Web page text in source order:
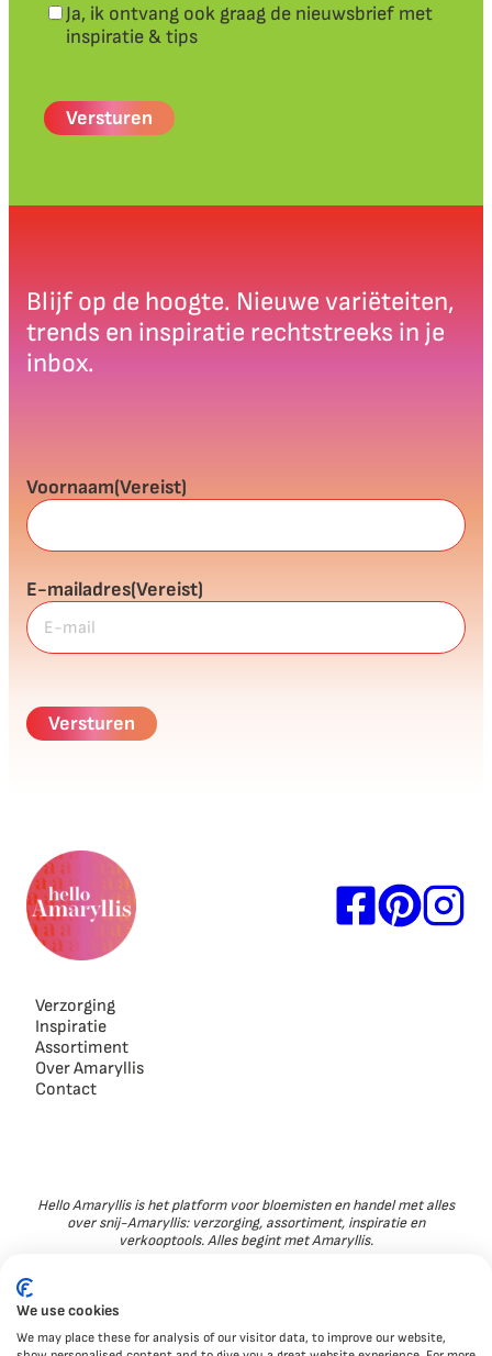
Nieuwsbrief
Ja, ik ontvang ook graag de nieuwsbrief met
inspiratie & tips
Blijf op de hoogte. Nieuwe variëteiten,
trends en inspiratie rechtstreeks in je
inbox.
Voornaam(Vereist)
E-mailadres(Vereist)
Verzorging
Inspiratie
Assortiment
Over Amaryllis
Contact
Hello Amaryllis is het platform voor bloemisten en handel met alles
over snij-Amaryllis: verzorging, assortiment, inspiratie en
verkooptools. Alles begint met Amaryllis.
We use cookies
We may place these for analysis of our visitor data, to improve our website,